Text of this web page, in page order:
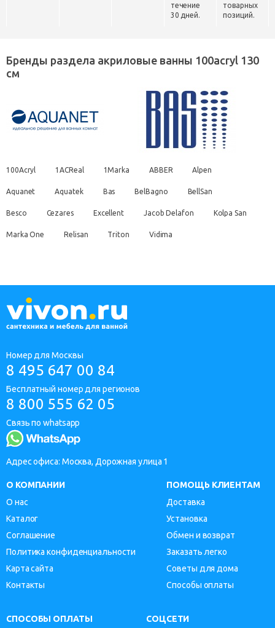
течение
30 дней.
товарных
позиций.
Бренды раздела акриловые ванны 100acryl 130
см
100Acryl 1ACReal 1Marka ABBER Alpen
Aquanet Aquatek Bas BelBagno BellSan
Besco Cezares Excellent Jacob Delafon Kolpa San
Marka One Relisan Triton Vidima
Номер для Москвы
8 495 647 00 84
Бесплатный номер для регионов
8 800 555 62 05
Связь по whatsapp
Адрес офиса: Москва, Дорожная улица 1
О КОМПАНИИ
О нас
Каталог
Соглашение
Политика конфиденциальности
Карта сайта
Контакты
ПОМОЩЬ КЛИЕНТАМ
Доставка
Установка
Обмен и возврат
Заказать легко
Советы для дома
Способы оплаты
СПОСОБЫ ОПЛАТЫ СОЦСЕТИ